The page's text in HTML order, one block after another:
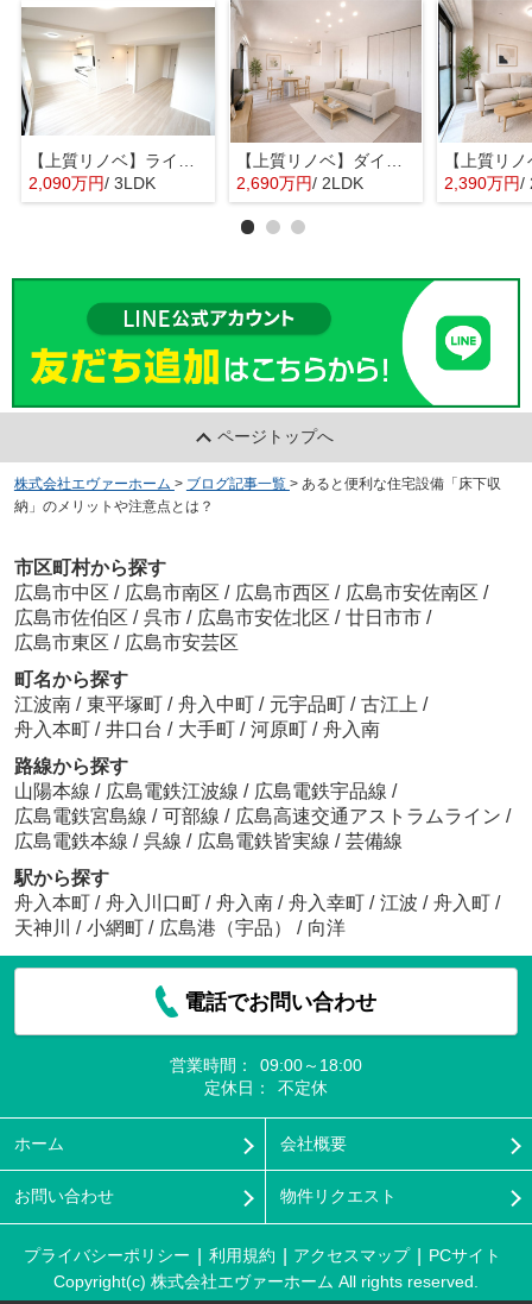
【上質リノベ】ライオンズマンション古江ガーデン
2,090万円/ 3LDK
【上質リノベ】ダイアパレス宝町
2,690万円/ 2LDK 2,390万円/
ページトップへ
株式会社エヴァーホーム > ブログ記事一覧 > あると便利な住宅設備「床下収
納」のメリットや注意点とは？
市区町村から探す
広島市中区 / 広島市南区 / 広島市西区 / 広島市安佐南区 /
広島市佐伯区 / 呉市 / 広島市安佐北区 / 廿日市市 /
広島市東区 / 広島市安芸区
町名から探す
江波南 / 東平塚町 / 舟入中町 / 元宇品町 / 古江上 /
舟入本町 / 井口台 / 大手町 / 河原町 / 舟入南
路線から探す
山陽本線 / 広島電鉄江波線 / 広島電鉄宇品線 /
広島電鉄宮島線 / 可部線 / 広島高速交通アストラムライン /
広島電鉄本線 / 呉線 / 広島電鉄皆実線 / 芸備線
駅から探す
舟入本町 / 舟入川口町 / 舟入南 / 舟入幸町 / 江波 / 舟入町 /
天神川
/ 小網町 / 広島港（宇品） / 向洋
電話でお問い合わせ
営業時間：
09:00～18:00
定休日：
不定休
ホーム 会社概要
お問い合わせ 物件リクエスト
プライバシーポリシー 利用規約 アクセスマップ
PCサイト
Copyright(c) 株式会社エヴァーホーム All rights reserved.